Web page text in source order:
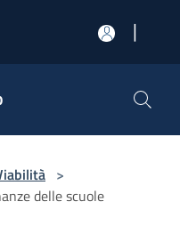
|
>
delle scuole